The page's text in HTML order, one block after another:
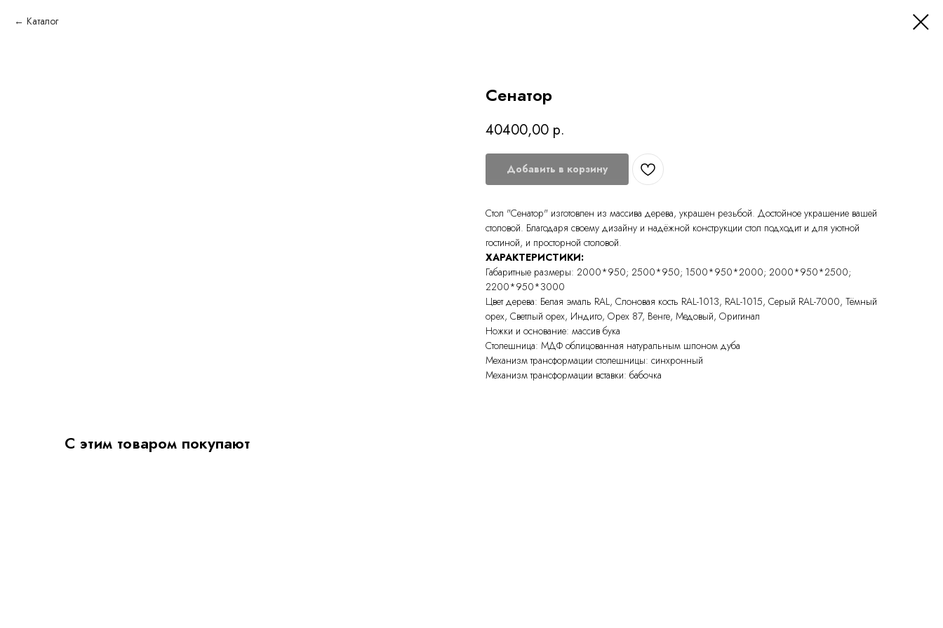
Каталог
Сенатор
40400,00 р.
Добавить в корзину
Стол "Сенатор" изготовлен из массива дерева, украшен резьбой. Достойное украшение вашей
столовой. Благодаря своему дизайну и надёжной конструкции стол подходит и для уютной
гостиной, и просторной столовой.
ХАРАКТЕРИСТИКИ:
Габаритные размеры: 2000*950; 2500*950; 1500*950*2000; 2000*950*2500;
2200*950*3000
Цвет дерева: Белая эмаль RAL, Слоновая кость RAL-1013, RAL-1015, Серый RAL-7000, Тёмный
орех, Светлый орех, Индиго, Орех 87, Венге, Медовый, Оригинал
Ножки и основание: массив бука
Столешница: МДФ облицованная натуральным шпоном дуба
Механизм трансформации столешницы: синхронный
Механизм трансформации вставки: бабочка
С этим товаром покупают